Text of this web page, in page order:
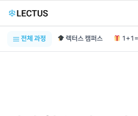
전체 과정 렉터스 캠퍼스